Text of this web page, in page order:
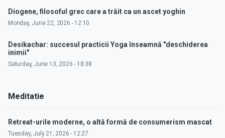
Diogene, filosoful grec care a trăit ca un ascet yoghin
Monday, June 22, 2026 - 12:10
Desikachar: succesul practicii Yoga înseamnă "deschiderea
inimii"
Saturday, June 13, 2026 - 18:38
Meditatie
Retreat-urile moderne, o altă formă de consumerism mascat
Tuesday, July 21, 2026 - 12:27